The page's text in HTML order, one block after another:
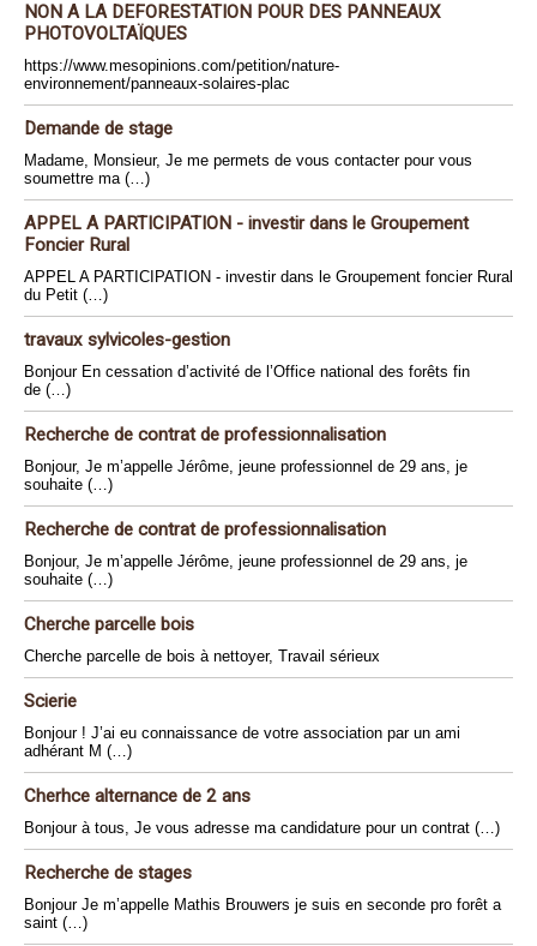
NON A LA DEFORESTATION POUR DES PANNEAUX
PHOTOVOLTAÏQUES
https://www.mesopinions.com/petition/nature-
environnement/panneaux-solaires-plac
Demande de stage
Madame, Monsieur, Je me permets de vous contacter pour vous
soumettre ma (…)
APPEL A PARTICIPATION - investir dans le Groupement
Foncier Rural
APPEL A PARTICIPATION - investir dans le Groupement foncier Rural
du Petit (…)
travaux sylvicoles-gestion
Bonjour En cessation d’activité de l’Office national des forêts fin
de (…)
Recherche de contrat de professionnalisation
Bonjour, Je m’appelle Jérôme, jeune professionnel de 29 ans, je
souhaite (…)
Recherche de contrat de professionnalisation
Bonjour, Je m’appelle Jérôme, jeune professionnel de 29 ans, je
souhaite (…)
Cherche parcelle bois
Cherche parcelle de bois à nettoyer, Travail sérieux
Scierie
Bonjour ! J’ai eu connaissance de votre association par un ami
adhérant M (…)
Cherhce alternance de 2 ans
Bonjour à tous, Je vous adresse ma candidature pour un contrat (…)
Recherche de stages
Bonjour Je m’appelle Mathis Brouwers je suis en seconde pro forêt a
saint (…)